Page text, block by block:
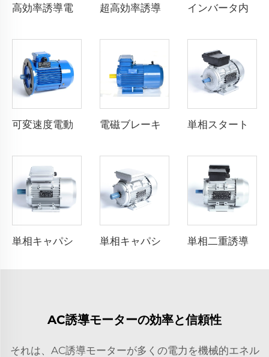
超高効率誘導電動機
単相二重誘導電動機
AC誘導モーターの効率と信頼性
それは、AC誘導モーターが多くの電力を機械的エネル